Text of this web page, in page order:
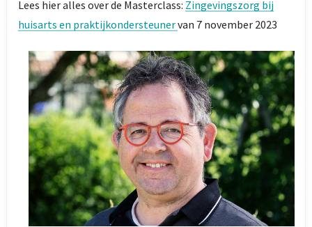
Lees hier alles over de Masterclass: Zingevingszorg bij
huisarts en praktijkondersteunervan 7 november 2023